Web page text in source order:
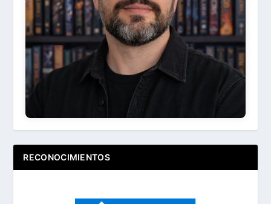
Acerca de ...
RECONOCIMIENTOS